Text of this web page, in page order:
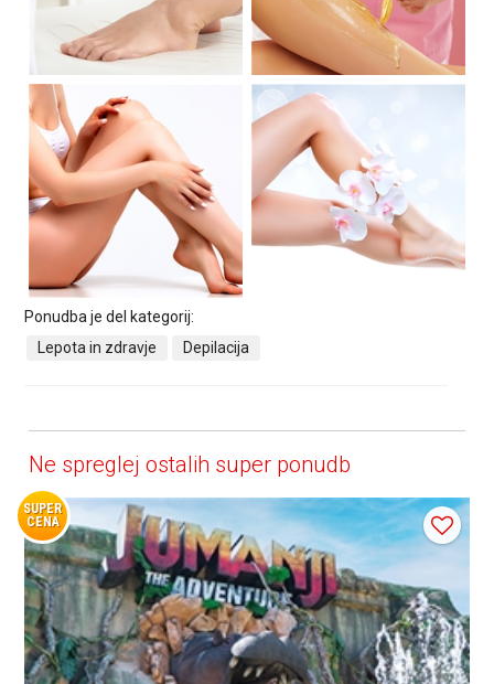
Ponudba je del kategorij:
Lepota in zdravje
Depilacija
Ne spreglej ostalih super ponudb
SUPER
CENA